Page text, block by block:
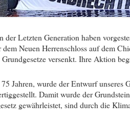
der Letzten Generation haben
dem Neuen Herrenschloss auf dem
versenkt. Ihre Aktion
Jahren, wurde der Entwurf unseres
Damit wurde der
gewährleistet, sind durch die